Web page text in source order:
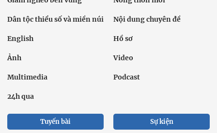
Dân tộc thiểu số và miền núi Nội dung chuyên đề
English Hồ sơ
Ảnh Video
Multimedia Podcast
24h qua
Tuyến bài Sự kiện